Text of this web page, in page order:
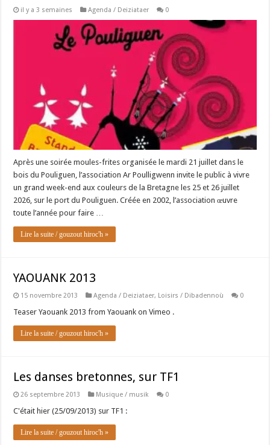
il y a 3 semaines Agenda / Deiziataer 0
Après une soirée moules-frites organisée le mardi 21 juillet dans le
bois du Pouliguen, l’association Ar Poulligwenn invite le public à vivre
un grand week-end aux couleurs de la Bretagne les 25 et 26 juillet
2026, sur le port du Pouliguen. Créée en 2002, l’association œuvre
toute l’année pour faire …
Lire la suite / gouzout hiroc'h »
YAOUANK 2013
15 novembre 2013 Agenda / Deiziataer, Loisirs / Dibadennoù 0
Teaser Yaouank 2013 from Yaouank on Vimeo .
Lire la suite / gouzout hiroc'h »
Les danses bretonnes, sur TF1
26 septembre 2013 Musique / musik 0
C'était hier (25/09/2013) sur TF1 :
Lire la suite / gouzout hiroc'h »